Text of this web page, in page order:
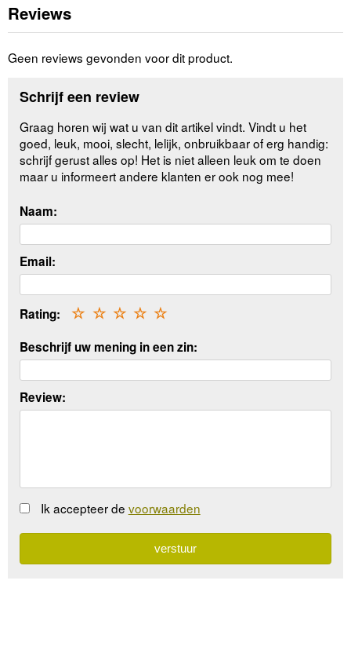
Reviews
Geen reviews gevonden voor dit product.
Schrijf een review
Graag horen wij wat u van dit artikel vindt. Vindt u het
goed, leuk, mooi, slecht, lelijk, onbruikbaar of erg handig:
schrijf gerust alles op! Het is niet alleen leuk om te doen
maar u informeert andere klanten er ook nog mee!
Naam:
Email:
Rating: ☆
☆
☆
☆
☆
Beschrijf uw mening in een zin:
Review:
Ik accepteer de voorwaarden